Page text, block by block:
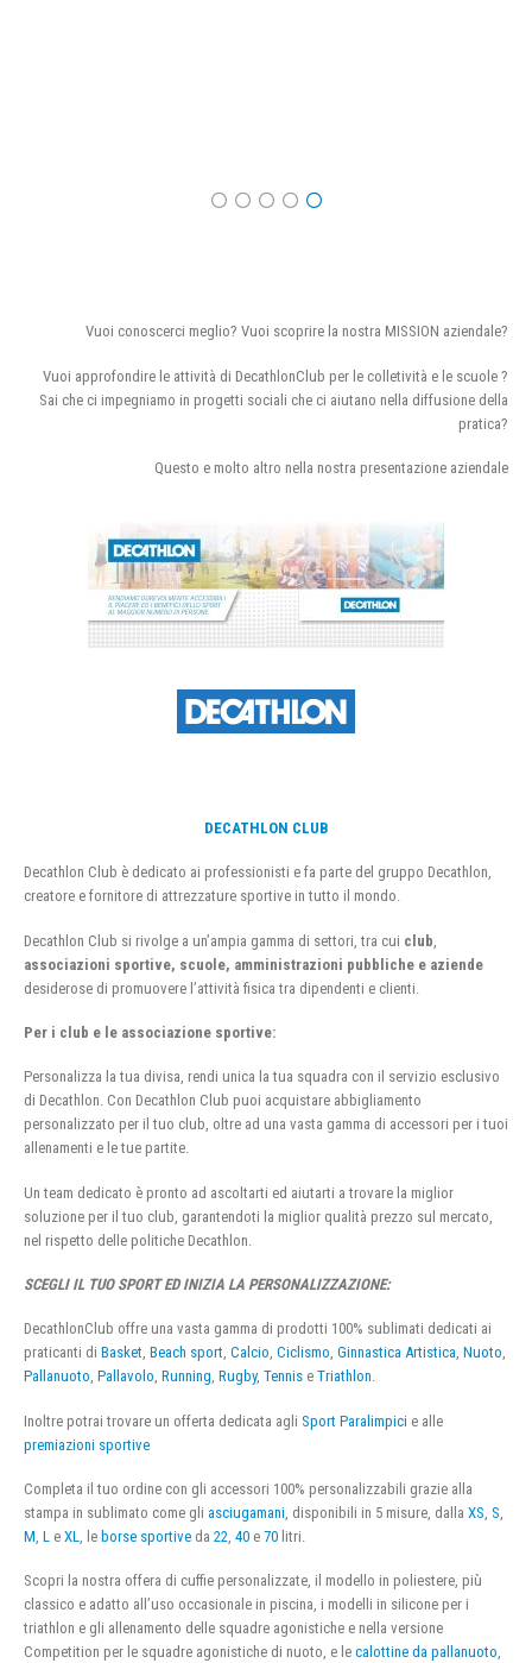
Vuoi conoscerci meglio? Vuoi scoprire la nostra MISSION aziendale?
Vuoi approfondire le attività di DecathlonClub per le colletività e le scuole ?
Sai che ci impegniamo in progetti sociali che ci aiutano nella diffusione della
pratica?
Questo e molto altro nella nostra presentazione aziendale
DECATHLON CLUB
Decathlon Club è dedicato ai professionisti e fa parte del gruppo Decathlon,
creatore e fornitore di attrezzature sportive in tutto il mondo.
Decathlon Club si rivolge a un’ampia gamma di settori, tra cui club
associazioni sportive, scuole, amministrazioni pubbliche e aziende
desiderose di promuovere l’attività fisica tra dipendenti e clienti.
Per i club e le associazione sportive:
Personalizza la tua divisa, rendi unica la tua squadra con il servizio esclusivo
di Decathlon. Con Decathlon Club puoi acquistare abbigliamento
personalizzato per il tuo club, oltre ad una vasta gamma di accessori per i tuoi
allenamenti e le tue partite.
Un team dedicato è pronto ad ascoltarti ed aiutarti a trovare la miglior
soluzione per il tuo club, garantendoti la miglior qualità prezzo sul mercato,
nel rispetto delle politiche Decathlon.
SCEGLI IL TUO SPORT ED INIZIA LA PERSONALIZZAZIONE:
DecathlonClub offre una vasta gamma di prodotti 100% sublimati dedicati ai
praticanti di Basket, Beach sport, Calcio, Ciclismo, Ginnastica Artistica, Nuoto,
Pallanuoto, Pallavolo, Running, Rugby, Tennis e Triathlon.
Inoltre potrai trovare un offerta dedicata agli Sport Paralimpici e alle
premiazioni sportive
Completa il tuo ordine con gli accessori 100% personalizzabili grazie alla
stampa in sublimato come gli asciugamani , disponibili in 5 misure, dalla XS S
M L e XL , le borse sportive da 22 40 e 70 litri.
Scopri la nostra offera di cuffie personalizzate, il modello in poliestere, più
classico e adatto all’uso occasionale in piscina, i modelli in silicone per i
triathlon e gli allenamento delle squadre agonistiche e nella versione
Competition per le squadre agonistiche di nuoto, e le calottine da pallanuoto,